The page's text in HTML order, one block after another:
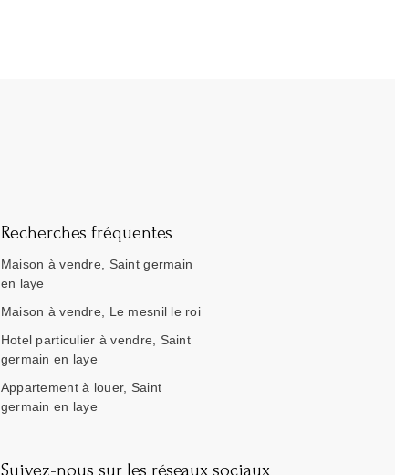
Recherches fréquentes
Maison à vendre, Saint germain
en laye
Maison à vendre, Le mesnil le roi
Hotel particulier à vendre, Saint
germain en laye
Appartement à louer, Saint
germain en laye
Suivez-nous sur les réseaux sociaux